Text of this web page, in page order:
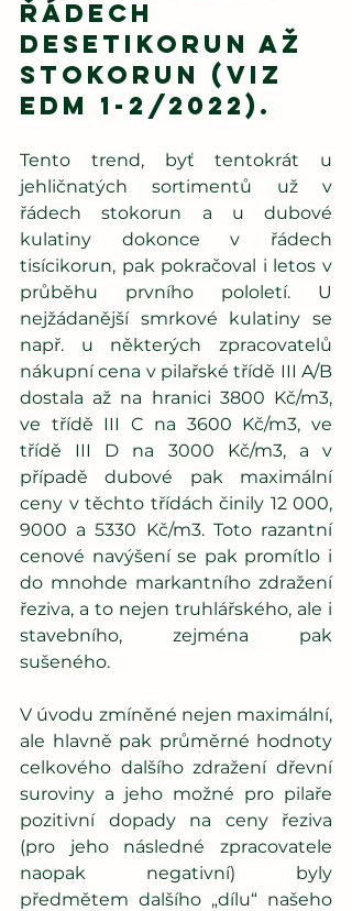
řádech
desetikorun až
stokorun (viz
eDM 1-2/2022).
Tento trend, byť tentokrát u
jehličnatých sortimentů už v
řádech stokorun a u dubové
kulatiny dokonce v řádech
tisícikorun, pak pokračoval i letos v
průběhu prvního pololetí. U
nejžádanější smrkové kulatiny se
např. u některých zpracovatelů
nákupní cena v pilařské třídě III A/B
dostala až na hranici 3800 Kč/m3,
ve třídě III C na 3600 Kč/m3, ve
třídě III D na 3000 Kč/m3, a v
případě dubové pak maximální
ceny v těchto třídách činily 12 000,
9000 a 5330 Kč/m3. Toto razantní
cenové navýšení se pak promítlo i
do mnohde markantního zdražení
řeziva, a to nejen truhlářského, ale i
stavebního, zejména pak
sušeného.
V úvodu zmíněné nejen maximální,
ale hlavně pak průměrné hodnoty
celkového dalšího zdražení dřevní
suroviny a jeho možné pro pilaře
pozitivní dopady na ceny řeziva
(pro jeho následné zpracovatele
naopak negativní) byly
předmětem dalšího „dílu“ našeho